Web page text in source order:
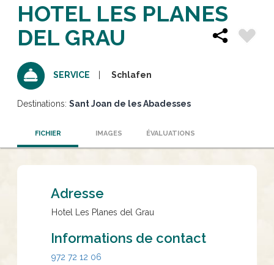
HOTEL LES PLANES
DEL GRAU
SERVICE Schlafen
Destinations: Sant Joan de les Abadesses
FICHIER IMAGES ÉVALUATIONS
Adresse
Hotel Les Planes del Grau
Informations de contact
972 72 12 06